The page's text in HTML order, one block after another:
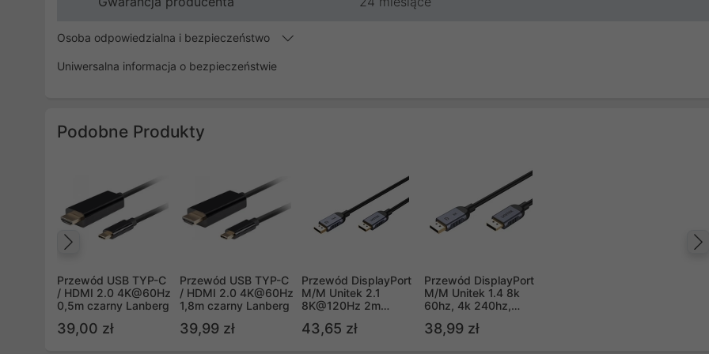
Osoba odpowiedzialna i bezpieczeństwo
Uniwersalna informacja o bezpieczeństwie
Podobne Produkty
Przewód USB TYP-C
/ HDMI 2.0 4K@60Hz
0,5m czarny Lanberg
39,00 zł
Przewód USB TYP-C
/ HDMI 2.0 4K@60Hz
1,8m czarny Lanberg
39,99 zł
Przewód DisplayPort
M/M Unitek 2.1
8K@120Hz 2m
43,65 zł
Przewód DisplayPort
M/M Unitek 1.4 8k
60hz, 4k 240hz,
1.2, 1m (C1628GY01-
38,99 zł